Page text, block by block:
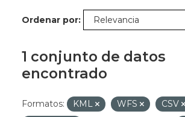
Ordenar por
1 conjunto de datos
encontrado
Formatos: KML WFS CSV